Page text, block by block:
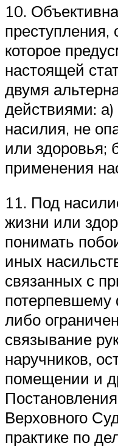
10.
преступления,
которое
настоящей
двумя
действиями:
насилия, не
или здоровья;
применения
11. Под
жизни или
понимать
иных
связанных с
потерпевшему
либо
связывание
наручников,
помещении и
Верховного
практике по